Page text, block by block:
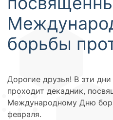
борьбы
Дорогие друзья! В эти
проходит декадник,
Международному Дню
февраля.